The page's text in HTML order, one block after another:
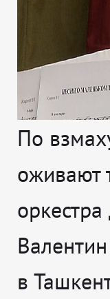
По
оживают
в